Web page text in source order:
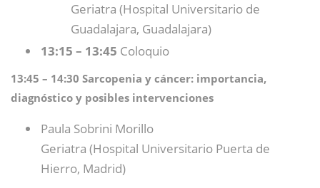
Geriatra (Hospital Universitario de
Guadalajara, Guadalajara)
13:15 – 13:45 Coloquio
13:45 – 14:30 Sarcopenia y cáncer: importancia,
diagnóstico y posibles intervenciones
Paula Sobrini Morillo
Geriatra (Hospital Universitario Puerta de
Hierro, Madrid)